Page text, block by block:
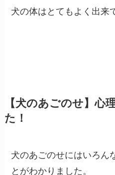
犬の体はとてもよく出来
【犬のあごのせ】心
た！
犬のあごのせにはいろん
とがわかりました。